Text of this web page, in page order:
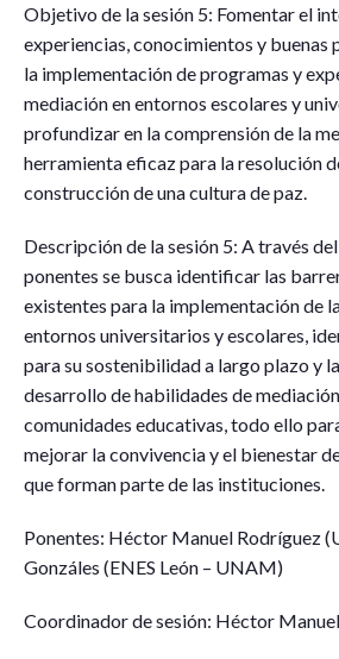
Objetivo de la sesión 5: Fomentar el
experiencias, conocimientos y buenas
la implementación de programas y
mediación en entornos escolares y
profundizar en la comprensión de la
herramienta eficaz para la resolución
construcción de una cultura de paz.
Descripción de la sesión 5: A través
ponentes se busca identificar las
existentes para la implementación de
entornos universitarios y escolares,
para su sostenibilidad a largo plazo y
desarrollo de habilidades de
comunidades educativas, todo ello
mejorar la convivencia y el bienestar
que forman parte de las instituciones.
Ponentes: Héctor Manuel Rodríguez
Gonzáles (ENES León – UNAM)
Coordinador de sesión: Héctor